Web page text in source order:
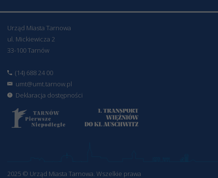
Urząd Miasta Tarnowa
ul. Mickiewicza 2
33-100 Tarnów
(14) 688 24 00
umt@umt.tarnow.pl
Deklaracja dostępności
2025 © Urząd Miasta Tarnowa. Wszelkie prawa